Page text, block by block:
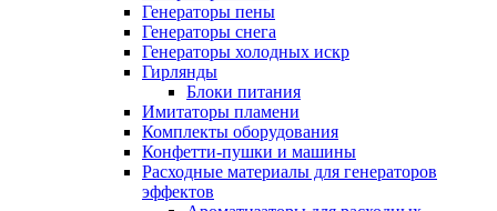
Генераторы пены
Генераторы снега
Генераторы холодных искр
Гирлянды
Блоки питания
Имитаторы пламени
Комплекты оборудования
Конфетти-пушки и машины
Расходные материалы для генераторов
эффектов